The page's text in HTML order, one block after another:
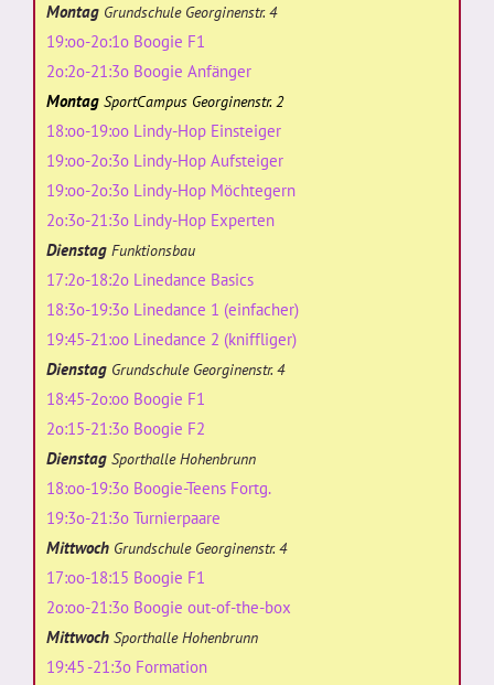
Montag Grundschule Georginenstr. 4
19:oo-2o:1o Boogie F1
2o:2o-21:3o Boogie Anfänger
Montag SportCampus Georginenstr. 2
18:oo-19:oo Lindy-Hop Einsteiger
19:oo-2o:3o Lindy-Hop Aufsteiger
19:oo-2o:3o Lindy-Hop Möchtegern
2o:3o-21:3o Lindy-Hop Experten
Dienstag Funktionsbau
17:2o-18:2o Linedance Basics
18:3o-19:3o Linedance 1 (einfacher)
19:45-21:oo Linedance 2 (kniffliger)
Dienstag Grundschule Georginenstr. 4
18:45-2o:oo Boogie F1
2o:15-21:3o Boogie F2
Dienstag Sporthalle Hohenbrunn
18:oo-19:3o Boogie-Teens Fortg.
19:3o-21:3o Turnierpaare
Mittwoch Grundschule Georginenstr. 4
17:oo-18:15 Boogie F1
2o:oo-21:3o Boogie out-of-the-box
Mittwoch Sporthalle Hohenbrunn
19:45 -21:3o Formation